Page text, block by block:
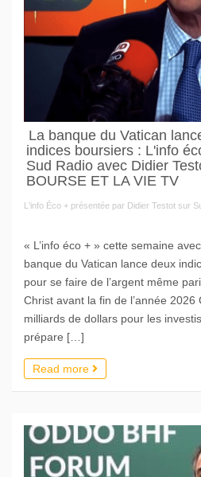
La banque du Vatican
indices boursiers : L'info
Sud Radio avec Didier
BOURSE ET LA VIE TV
L'info Éco + présentée par Didier Testot sur
« L’info éco + » cette semaine
banque du Vatican lance deux
pour se faire de l’argent même
Christ avant la fin de l’année
milliards de dollars pour les
prépare […]
Read more